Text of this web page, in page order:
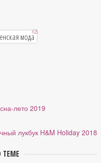
мода625
лето 2019
лукбук H&M Holiday 2018
ТЕМЕ